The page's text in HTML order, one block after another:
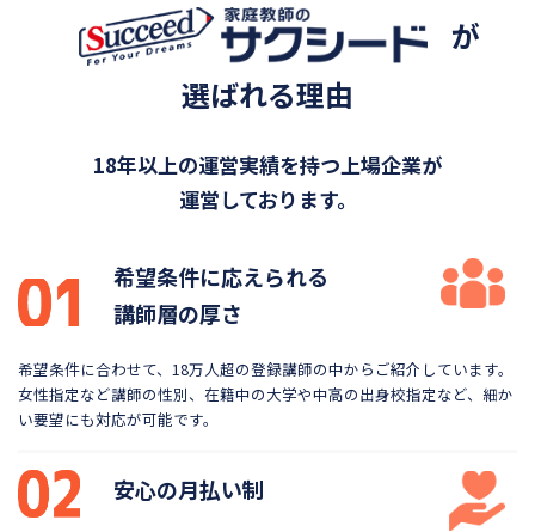
が
選ばれる理由
18年以上の運営実績を持つ上場企業が
運営しております。
希望条件に応えられる
講師層の厚さ
希望条件に合わせて、18万人超の登録講師の中から ご紹介しています。
女性指定など講師の性別、在籍中の大学や中高の出身校指定など、細か
い要望にも対応が可能です。
安心の月払い制